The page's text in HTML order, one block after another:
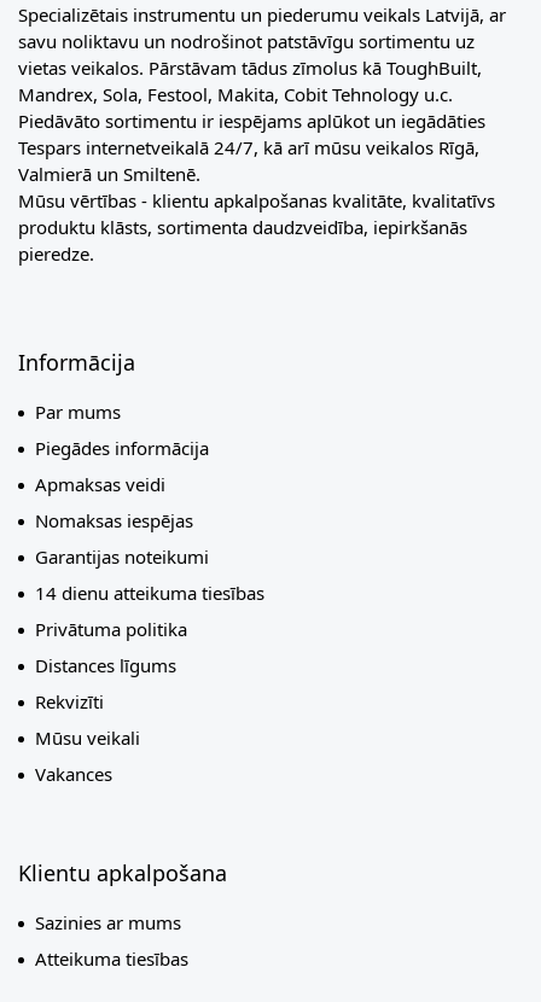
Specializētais instrumentu un piederumu veikals Latvijā, ar
savu noliktavu un nodrošinot patstāvīgu sortimentu uz
vietas veikalos. Pārstāvam tādus zīmolus kā ToughBuilt,
Mandrex, Sola, Festool, Makita, Cobit Tehnology u.c.
Piedāvāto sortimentu ir iespējams aplūkot un iegādāties
Tespars internetveikalā 24/7, kā arī mūsu veikalos Rīgā,
Valmierā un Smiltenē.
Mūsu vērtības - klientu apkalpošanas kvalitāte, kvalitatīvs
produktu klāsts, sortimenta daudzveidība, iepirkšanās
pieredze.
Informācija
Par mums
Piegādes informācija
Apmaksas veidi
Nomaksas iespējas
Garantijas noteikumi
14 dienu atteikuma tiesības
Privātuma politika
Distances līgums
Rekvizīti
Mūsu veikali
Vakances
Klientu apkalpošana
Sazinies ar mums
Atteikuma tiesības